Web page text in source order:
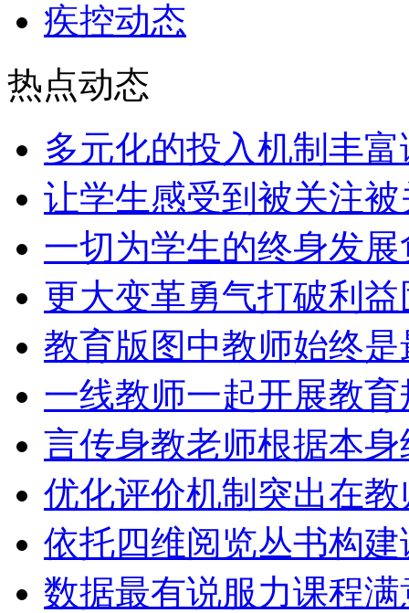
疾控动态
热点动态
多元化的投入机制丰富
让学生感受到被关注被
一切为学生的终身发展
更大变革勇气打破利益
教育版图中教师始终是
一线教师一起开展教育
言传身教老师根据本身
优化评价机制突出在教
依托四维阅览丛书构建
数据最有说服力课程满